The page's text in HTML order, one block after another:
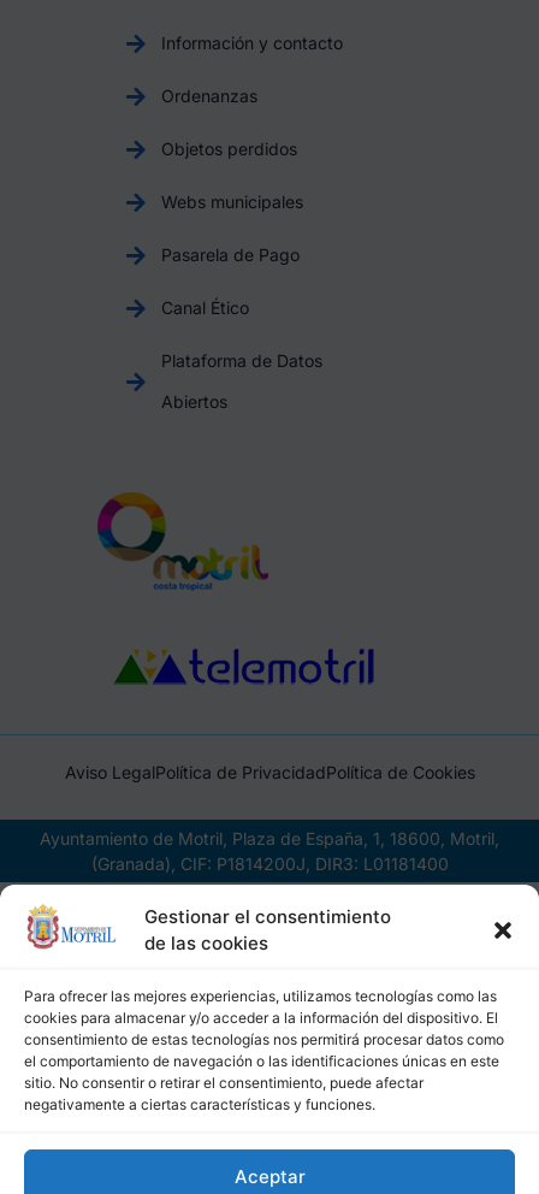
Gestionar el consentimiento
de las cookies
Para ofrecer las mejores experiencias, utilizamos tecnologías como las
cookies para almacenar y/o acceder a la información del dispositivo. El
consentimiento de estas tecnologías nos permitirá procesar datos como
el comportamiento de navegación o las identificaciones únicas en este
sitio. No consentir o retirar el consentimiento, puede afectar
negativamente a ciertas características y funciones.
Aceptar
Información y contacto
Ordenanzas
Objetos perdidos
Webs municipales
Pasarela de Pago
Canal Ético
Plataforma de Datos
Abiertos
Aviso LegalPolítica de PrivacidadPolítica de Cookies
Ayuntamiento de Motril, Plaza de España, 1, 18600, Motril,
(Granada), CIF: P1814200J, DIR3: L01181400